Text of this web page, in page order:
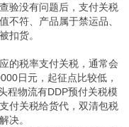
验没有问题后，支付关税
不符、产品属于禁运品、
扣货。
的税率支付关税，通常会
日元，起征点比较低，
程物流有DDP预付关税模
付关税给货代，双清包税
决。